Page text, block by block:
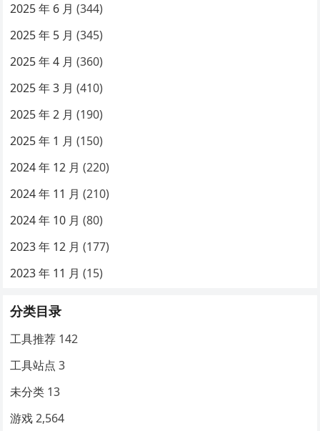
2025 年 6 月 (344)
2025 年 5 月 (345)
2025 年 4 月 (360)
2025 年 3 月 (410)
2025 年 2 月 (190)
2025 年 1 月 (150)
2024 年 12 月 (220)
2024 年 11 月 (210)
2024 年 10 月 (80)
2023 年 12 月 (177)
2023 年 11 月 (15)
分类目录
工具推荐 142
工具站点 3
未分类 13
游戏 2,564